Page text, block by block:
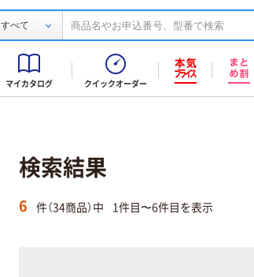
すべて
マイカタログ クイックオーダー
検索結果
6 件（34商品）中 1件目〜6件目を表示